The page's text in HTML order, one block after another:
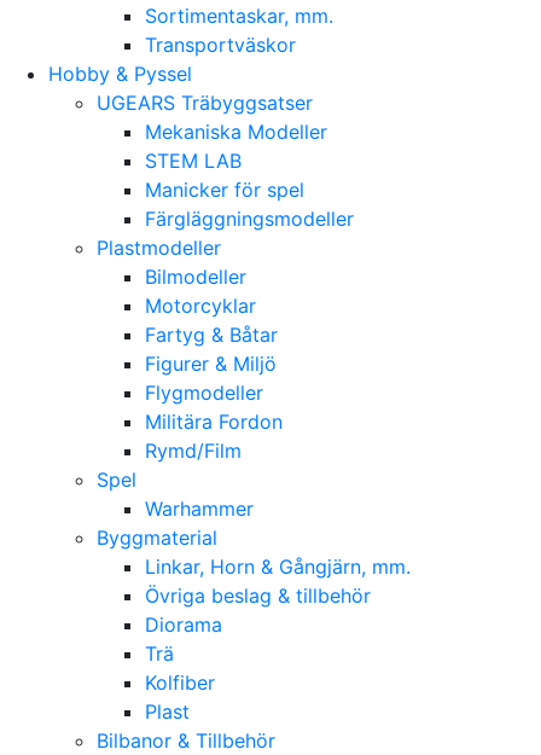
Sortimentaskar, mm.
Transportväskor
Hobby & Pyssel
UGEARS Träbyggsatser
Mekaniska Modeller
STEM LAB
Manicker för spel
Färgläggningsmodeller
Plastmodeller
Bilmodeller
Motorcyklar
Fartyg & Båtar
Figurer & Miljö
Flygmodeller
Militära Fordon
Rymd/Film
Spel
Warhammer
Byggmaterial
Linkar, Horn & Gångjärn, mm.
Övriga beslag & tillbehör
Diorama
Trä
Kolfiber
Plast
Bilbanor & Tillbehör